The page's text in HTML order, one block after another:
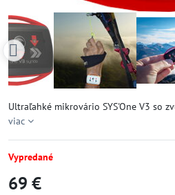
Ultraľahké mikrovário SYS'One V3 so
viac
Vypredané
69 €